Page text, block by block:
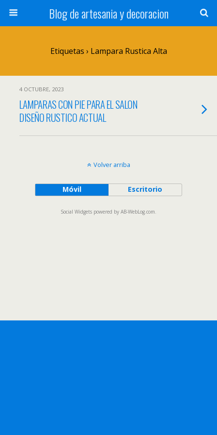
Blog de artesania y decoracion
Etiquetas › Lampara Rustica Alta
4 OCTUBRE, 2023
LAMPARAS CON PIE PARA EL SALON
DISEÑO RUSTICO ACTUAL
Volver arriba
Móvil Escritorio
Social Widgets powered by AB-WebLog.com.